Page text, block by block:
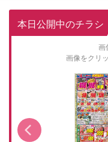
本日公開中のチラシ
画
画像をクリ